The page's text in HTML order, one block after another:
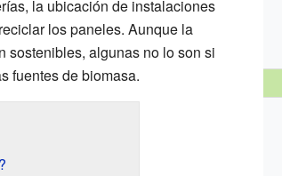
la ubicación de instalaciones
los paneles. Aunque la
sostenibles, algunas no lo son si
fuentes de biomasa.